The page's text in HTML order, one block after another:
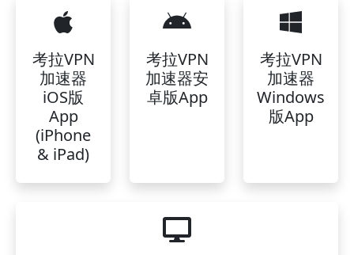
考拉VPN
加速器
iOS版
App
(iPhone
& iPad)
考拉VPN
加速器安
卓版App
考拉VPN
加速器
Windows
版App